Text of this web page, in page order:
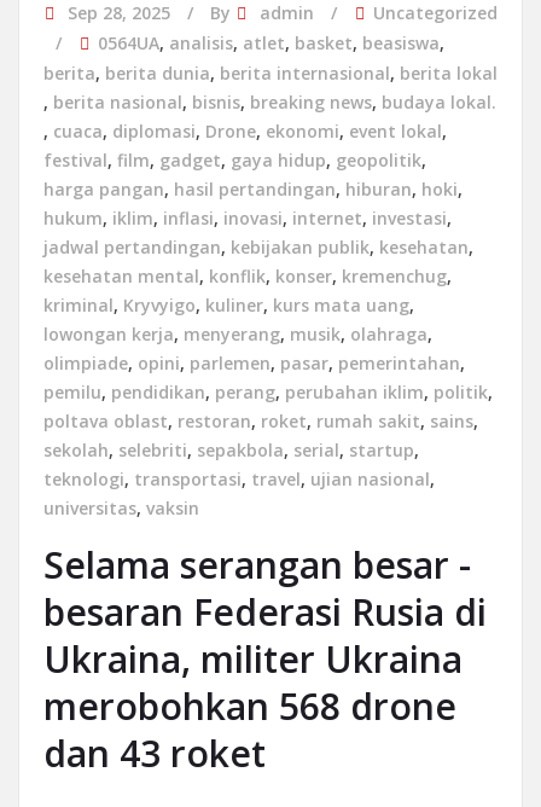
Sep 28, 2025 By admin
Uncategorized
0564UA, analisis, atlet, basket, beasiswa,
berita, berita dunia, berita internasional, berita lokal
, berita nasional, bisnis, breaking news, budaya lokal.
, cuaca, diplomasi, Drone, ekonomi, event lokal,
festival, film, gadget, gaya hidup, geopolitik,
harga pangan, hasil pertandingan, hiburan, hoki,
hukum, iklim, inflasi, inovasi, internet, investasi,
jadwal pertandingan, kebijakan publik, kesehatan,
kesehatan mental, konflik, konser, kremenchug,
kriminal, Kryvyigo, kuliner, kurs mata uang,
lowongan kerja, menyerang, musik, olahraga,
olimpiade, opini, parlemen, pasar, pemerintahan,
pemilu, pendidikan, perang, perubahan iklim, politik,
poltava oblast, restoran, roket, rumah sakit, sains,
sekolah, selebriti, sepakbola, serial, startup,
teknologi, transportasi, travel, ujian nasional,
universitas, vaksin
Selama serangan besar -
besaran Federasi Rusia di
Ukraina, militer Ukraina
merobohkan 568 drone
dan 43 roket